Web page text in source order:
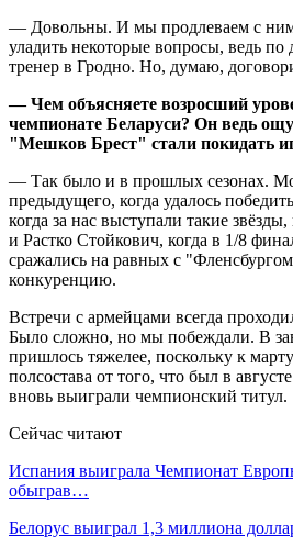
— Довольны. И мы продлеваем с ним
уладить некоторые вопросы, ведь
тренер в Гродно. Но, думаю,
— Чем объясняете возросший
чемпионате Беларуси? Он ведь
"Мешков Брест" стали покидать
— Так было и в прошлых сезонах.
предыдущего, когда удалось
когда за нас выступали такие
и Растко Стойкович, когда в 1/8
сражались на равных с
конкуренцию.
Встречи с армейцами всегда
Было сложно, но мы побеждали. В
пришлось тяжелее, поскольку к
полсостава от того, что был в
вновь выиграли чемпионский титул.
Сейчас читают
Испания выиграла Чемпионат
обыграв…
Белорус выиграл 1,3 миллиона